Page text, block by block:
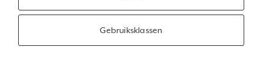
Gebruiksklassen